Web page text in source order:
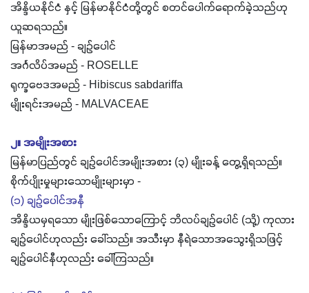
အိန္ဒိယနိုင်ငံ နှင့် မြန်မာနိုင်ငံတို့တွင် စတင်ပေါက်ရောက်ခဲ့သည်ဟု
ယူဆရသည်။
မြန်မာအမည် - ချဉ်ပေါင်
အင်္ဂလိပ်အမည် - ROSELLE
ရုက္ခဗေဒအမည် - Hibiscus sabdariffa
မျိုးရင်းအမည် - MALVACEAE
၂။ အမျိုးအစား
မြန်မာပြည်တွင် ချဉ်ပေါင်အမျိုးအစား (၃) မျိုးခန့် တွေ့ရှိရသည်။
စိုက်ပျိုးမှုများသောမျိုးများမှာ -
(၁) ချဉ်ပေါင်အနီ
အိန္ဒိယမှရသော မျိုးဖြစ်သောကြောင့် ဘိလပ်ချဉ်ပေါင် (သို့) ကုလား
ချဉ်ပေါင်ဟုလည်း ခေါ်သည်။ အသီးမှာ နီရဲသောအသွေးရှိသဖြင့်
ချဉ်ပေါင်နီဟုလည်း ခေါ်ကြသည်။